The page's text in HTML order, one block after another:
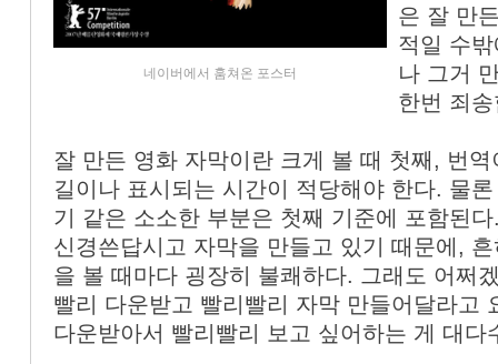
네이버에서 훔쳐온 포스터
은 잘 만
적일 수
나 그거
한번 죄
잘 만든 영화 자막이란 크게 볼 때 첫째, 번
길이나 표시되는 시간이 적당해야 한다. 물
기 같은 소소한 부분은 첫째 기준에 포함된
신경쓴답시고 자막을 만들고 있기 때문에,
을 볼 때마다 굉장히 불쾌하다. 그래도 어쩌
빨리 다운받고 빨리빨리 자막 만들어달라고
다운받아서 빨리빨리 보고 싶어하는 게 대다